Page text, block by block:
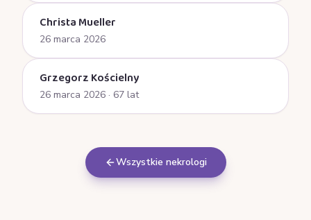
Christa Mueller
26 marca 2026
Grzegorz Kościelny
26 marca 2026 · 67 lat
Wszystkie nekrologi